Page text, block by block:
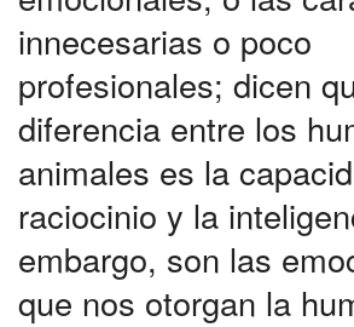
innecesarias o poco
profesionales; dicen
diferencia entre los
animales es la
raciocinio y la
embargo, son las
que nos otorgan la